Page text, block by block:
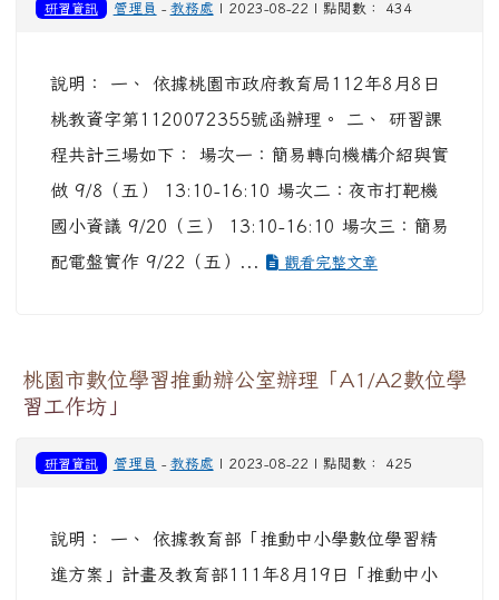
研習資訊 管理員 - 教務處 | 2023-08-22 | 點閱數： 434
說明： 一、 依據桃園市政府教育局112年8月8日
桃教資字第1120072355號函辦理。 二、 研習課
程共計三場如下： 場次一：簡易轉向機構介紹與實
做 9/8（五） 13:10-16:10 場次二：夜市打靶機
國小資議 9/20（三） 13:10-16:10 場次三：簡易
配電盤實作 9/22（五）...
觀看完整文章
桃園市數位學習推動辦公室辦理「A1/A2數位學
習工作坊」
研習資訊 管理員 - 教務處 | 2023-08-22 | 點閱數： 425
說明： 一、 依據教育部「推動中小學數位學習精
進方案」計畫及教育部111年8月19日「推動中小